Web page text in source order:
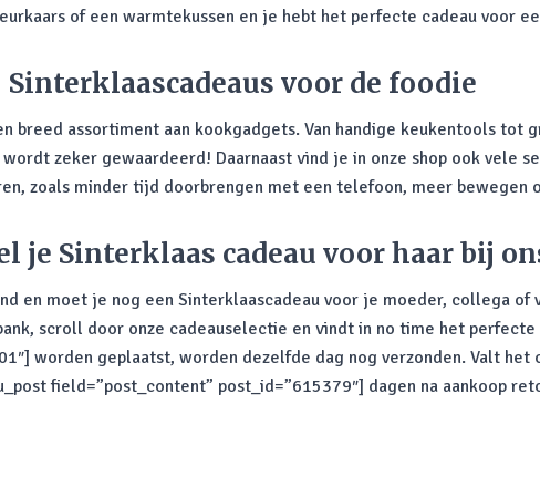
of een warmtekussen en je hebt het perfecte cadeau voor
Sinterklaascadeaus voor de foodie
breed assortiment aan kookgadgets. Van handige keukentools
zeker gewaardeerd! Daarnaast vind je in onze shop ook vele
zoals minder tijd doorbrengen met een telefoon, meer bewegen
je Sinterklaas cadeau voor haar bij
en moet je nog een Sinterklaascadeau voor je moeder, collega of
scroll door onze cadeauselectie en vindt in no time het perfecte
worden geplaatst, worden dezelfde dag nog verzonden. Valt het
field=”post_content” post_id=”615379″] dagen na aankoop